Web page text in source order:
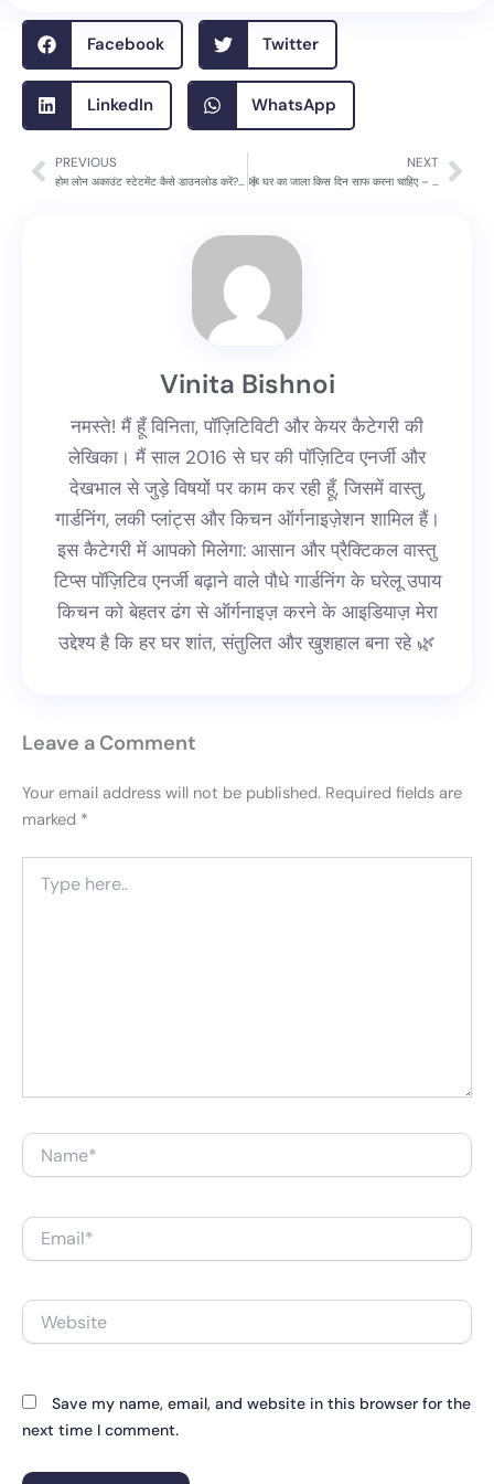
Facebook Twitter
LinkedIn WhatsApp
Prev
PREVIOUS NEXT
Vinita Bishnoi
नमस्ते! मैं हूँ विनिता, पॉज़िटिविटी और केयर कैटेगरी की
लेखिका। मैं साल 2016 से घर की पॉज़िटिव एनर्जी और
देखभाल से जुड़े विषयों पर काम कर रही हूँ, जिसमें वास्तु,
गार्डनिंग, लकी प्लांट्स और किचन ऑर्गनाइज़ेशन शामिल हैं।
इस कैटेगरी में आपको मिलेगा: आसान और प्रैक्टिकल वास्तु
टिप्स पॉज़िटिव एनर्जी बढ़ाने वाले पौधे गार्डनिंग के घरेलू उपाय
किचन को बेहतर ढंग से ऑर्गनाइज़ करने के आइडियाज़ मेरा
उद्देश्य है कि हर घर शांत, संतुलित और खुशहाल बना रहे 🌿
Leave a Comment
Your email address will not be published. Required fields are
marked *
here..
Name*
Email*
Website
Save my name, email, and website in this browser for the
next time I comment.